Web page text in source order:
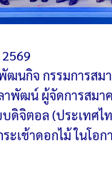
ฒนกิจ กรรมการสม
าพัฒน์ ผู้จัดการสมา
ดิจิตอล (ประเทศไท
ะเช้าดอกไม้ ในโอ